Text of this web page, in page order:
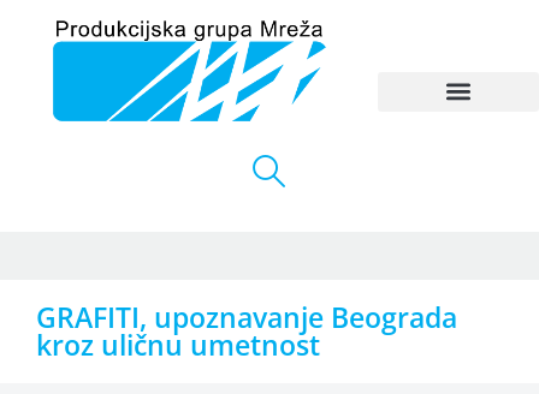
GRAFITI, upoznavanje Beograda
kroz uličnu umetnost